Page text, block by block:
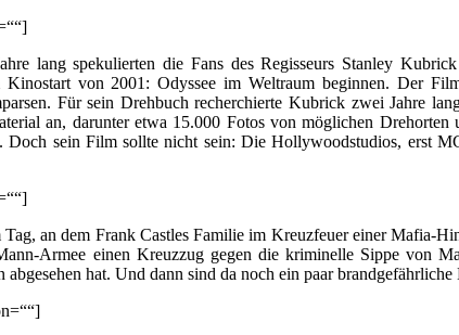
lang spekulierten die Fans des Regisseurs Stanley
Kinostart von 2001: Odyssee im Weltraum beginnen. Der
Für sein Drehbuch recherchierte Kubrick zwei Jahre
an, darunter etwa 15.000 Fotos von möglichen
sein Film sollte nicht sein: Die Hollywoodstudios, erst
an dem Frank Castles Familie im Kreuzfeuer einer Mafia-
Armee einen Kreuzzug gegen die kriminelle Sippe
hat. Und dann sind da noch ein paar